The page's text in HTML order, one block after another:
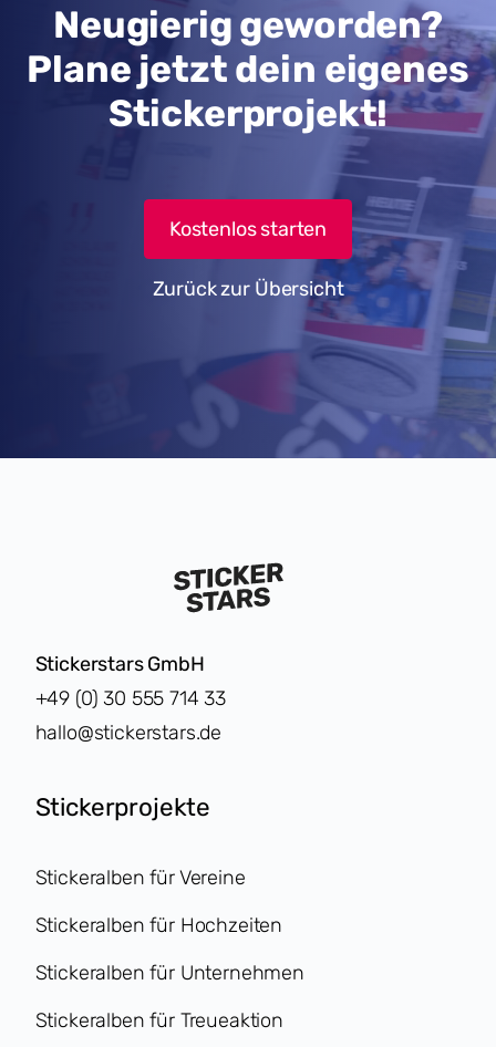
Neugierig geworden?
Plane jetzt dein eigenes
Stickerprojekt!
Kostenlos starten
Zurück zur Übersicht
Stickerstars GmbH
+49 (0) 30 555 714 33
hallo@stickerstars.de
Stickerprojekte
Stickeralben für Vereine
Stickeralben für Hochzeiten
Stickeralben für Unternehmen
Stickeralben für Treueaktion